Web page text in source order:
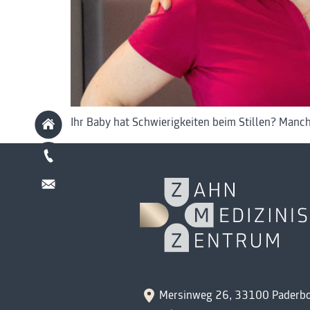
Ihr Baby hat Schwierigkeiten beim Stillen?
Mersinweg 26, 33100